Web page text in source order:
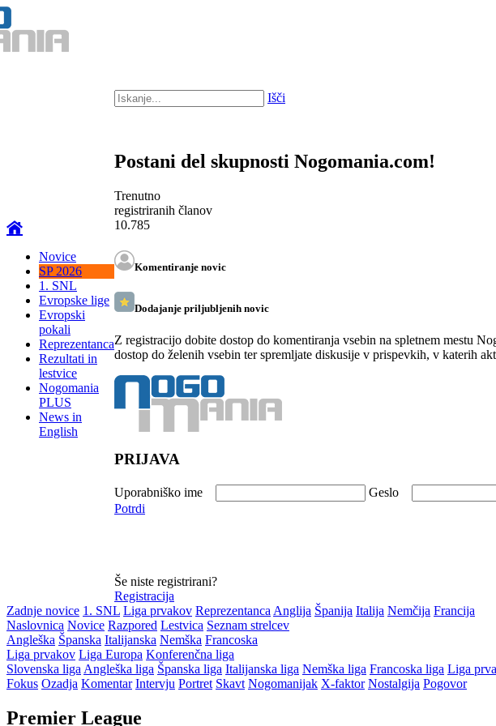
Novice
SP 2026
1. SNL
Evropske lige
Evropski
pokali
Reprezentanca
Rezultati in
lestvice
Nogomania
PLUS
News in
English
Išči
Postani del skupnosti Nogomania.com!
Trenutno
registriranih članov
10.785
Komentiranje novic
Dodajanje priljubljenih novic
Z registracijo dobite dostop do komentiranja vsebin na spletnem mestu
dostop do želenih vsebin ter spremljate diskusije v prispevkih, v katerih
PRIJAVA
Uporabniško ime Geslo
Potrdi
Še niste registrirani?
Registracija
Zadnje novice 1. SNL Liga prvakov Reprezentanca Anglija Španija Italija Nemčija Francija
Naslovnica Novice Razpored Lestvica Seznam strelcev
Angleška Španska Italijanska Nemška Francoska
Liga prvakov Liga Europa Konferenčna liga
Slovenska liga Angleška liga Španska liga Italijanska liga Nemška liga Francoska liga Liga
Fokus Ozadja Komentar Intervju Portret Skavt Nogomanijak X-faktor Nostalgija Pogovor
Premier League